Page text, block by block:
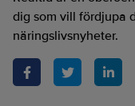
dig som vill fördjupa
näringslivsnyheter.